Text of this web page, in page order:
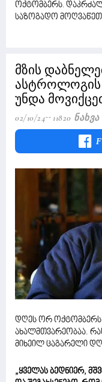
ოქტომბერს.
საზოგადო
მზის
ასტროლოგის
უნდა
02/10/24 11820 Ნახვა
დღეს ორ ოქტომბერს
ახალმთვარეობაა.
მიხეილ ცაგარელი
„ყველას ბედნიერ,